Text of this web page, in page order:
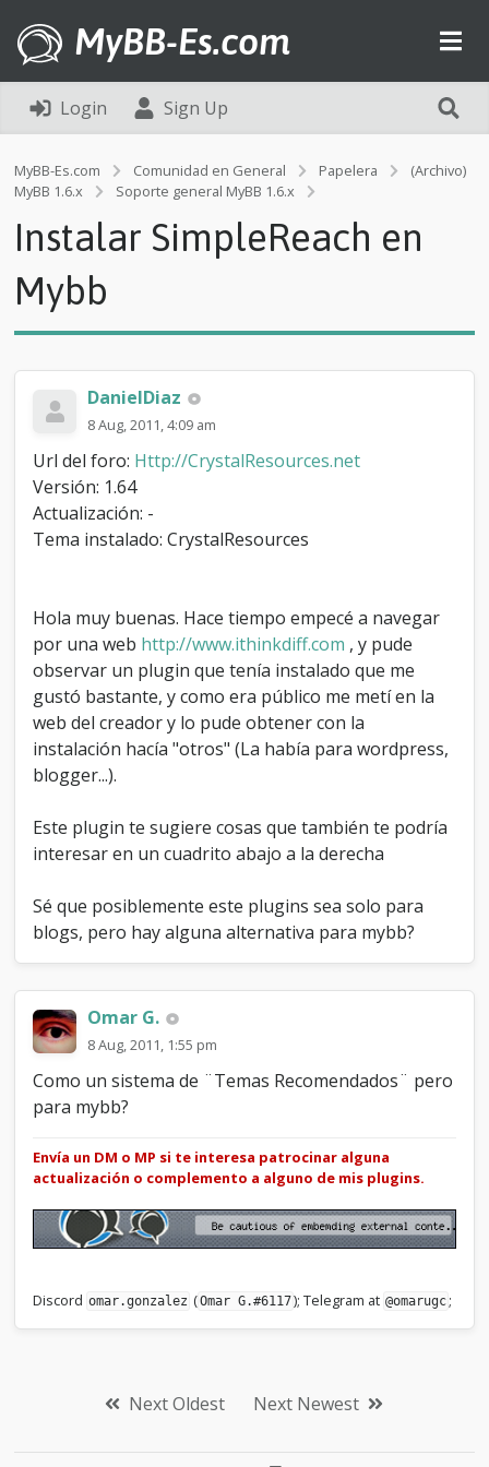
MyBB-Es.com
Login Sign Up
MyBB-Es.com Comunidad en General Papelera
(Archivo)
MyBB 1.6.x
Soporte general MyBB 1.6.x
s
t
r
i
e
M
y
b
Instalar SimpleReach en
Mybb
DanielDiaz
8 Aug, 2011, 4:09 am
Url del foro: Http://CrystalResources.net
Versión: 1.64
Actualización: -
Tema instalado: CrystalResources
Hola muy buenas. Hace tiempo empecé a navegar
por una web http://www.ithinkdiff.com , y pude
observar un plugin que tenía instalado que me
gustó bastante, y como era público me metí en la
web del creador y lo pude obtener con la
instalación hacía "otros" (La había para wordpress,
blogger...).
Este plugin te sugiere cosas que también te podría
interesar en un cuadrito abajo a la derecha
Sé que posiblemente este plugins sea solo para
blogs, pero hay alguna alternativa para mybb?
Omar G.
8 Aug, 2011, 1:55 pm
Como un sistema de ¨Temas Recomendados¨ pero
para mybb?
Envía un DM o MP si te interesa patrocinar alguna
actualización o complemento a alguno de mis plugins.
Discord omar.gonzalez (Omar G.#6117); Telegram at @omarugc ;
Next Oldest Next Newest